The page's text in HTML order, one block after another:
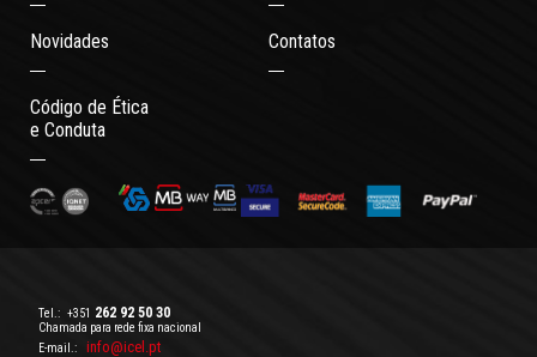
Novidades Contatos
Código de Ética
e Conduta
Tel.: +351 262 92 50 30
Chamada para rede fixa nacional
E-mail.:
info@icel.pt